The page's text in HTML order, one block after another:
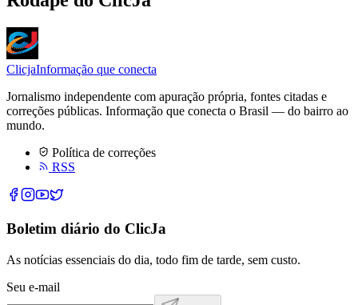
ClicjaInformação que conecta
Jornalismo independente com apuração própria, fontes citadas e
correções públicas. Informação que conecta o Brasil — do bairro ao
mundo.
Política de correções
RSS
Boletim diário do ClicJa
As notícias essenciais do dia, todo fim de tarde, sem custo.
Seu e-mail